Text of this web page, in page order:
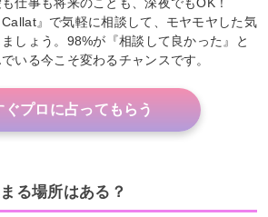
Callat』で気軽に相談して、モヤモヤした気
しょう。98%が『相談して良かった』と
いる今こそ変わるチャンスです。
ぐプロに占ってもらう
る場所はある？